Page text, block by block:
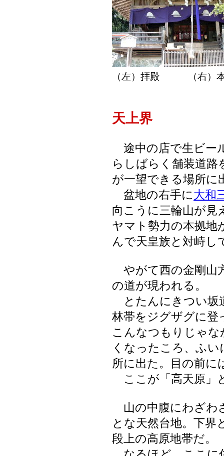
（左）拝殿 （右）本
天上界
途中の店で生ビー
らしばらく舗装道路
が一望できる場所に
盆地の右手に大和
向こうに三輪山が見
ヤマト勢力の本拠地
んで天皇族と対峙し
やがて西の金剛山
の道が現われる。
とたんにきつい坂
林帯をジグザグに登
こんなつもりじゃ
くなったころ、ふ
所に出た。目の前に
ここが「高天原」
山の中腹にわざわ
とな天然台地。下界
段上の高原地帯だ。